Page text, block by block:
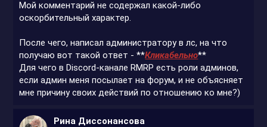
Мой комментарий не содержал какой-либо
оскорбительный характер.
После чего, написал администратору в лс, на что
получаю вот такой ответ - **Кликабельно**
Для чего в Discord-канале RMRP есть роли админов,
если админ меня посылает на форум, и не объясняет
мне причину своих действий по отношению ко мне?)
Рина Диссонансова